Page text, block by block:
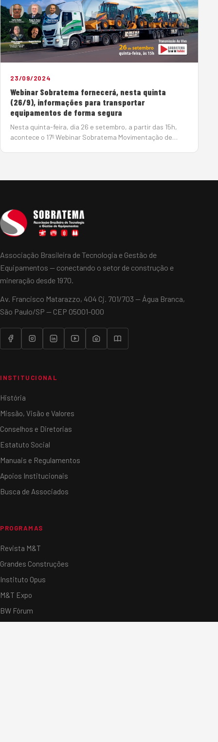
23/09/2024
Webinar Sobratema fornecerá, nesta quinta
(26/9), informações para transportar
equipamentos de forma segura
Nesta quinta-feira, dia 26 e setembro, a partir das 15h,
acontece o 17º Webinar Sobratema Movimentação de
Associação Brasileira de Tecnologia e Gestão de
Equipamentos — conectando o setor de construção e
mineração desde 1970.
Av. Francisco Matarazzo, 404 Cj. 701/703 — Água Branca,
São Paulo/SP — CEP 05001-000
INSTITUCIONAL
História
Missão, Visão e Valores
Conselhos e Diretorias
Estatuto Social
Manuais e Regulamentos
Apoios Institucionais
Busca de Associados
PROGRAMAS
Revista M&T
Grandes Construções
Instituto Opus
M&T Expo
BW Fórum